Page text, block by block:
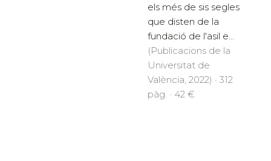
els més de sis segles
que disten de la
fundació de l'asil e...
(Publicacions de la
Universitat de
València, 2022) · 312
pàg. · 42 €